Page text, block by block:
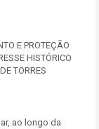
E PROTEÇÃO
HISTÓRICO
TORRES
ao longo da